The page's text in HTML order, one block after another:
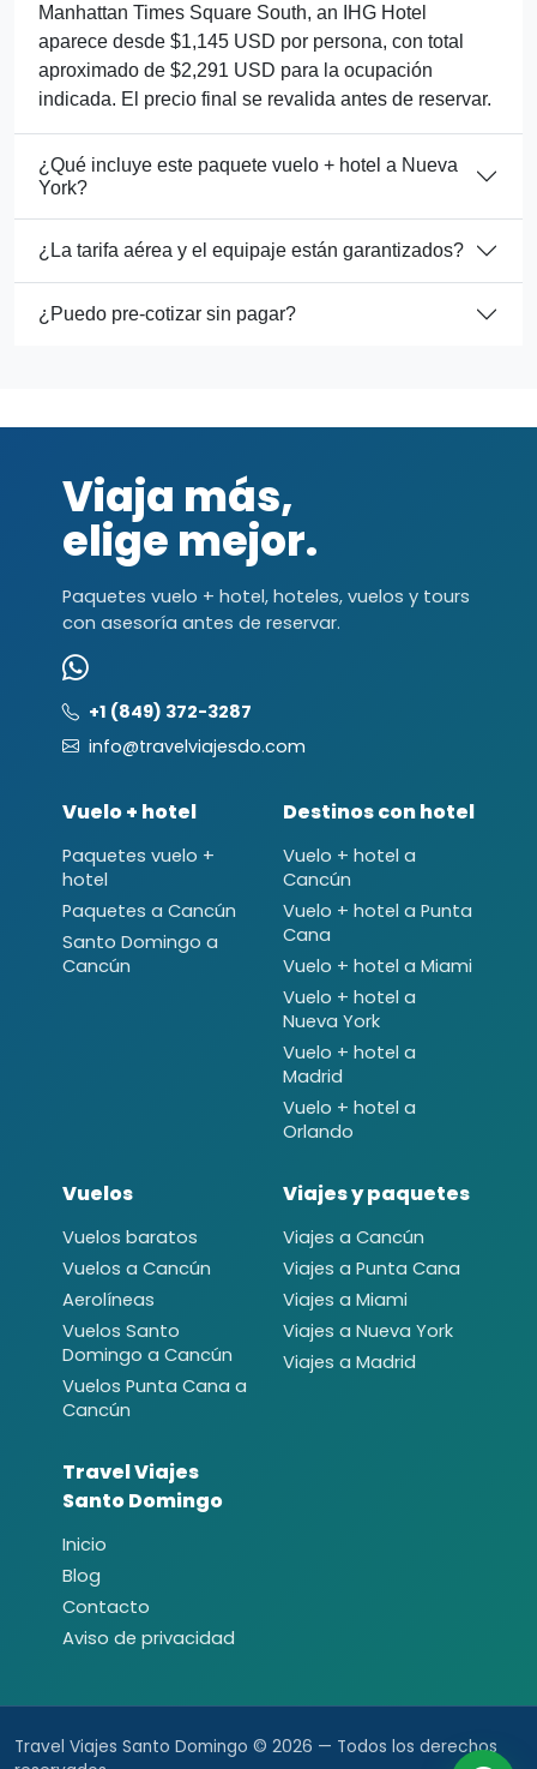
Manhattan Times Square South, an IHG Hotel
aparece desde $1,145 USD por persona, con total
aproximado de $2,291 USD para la ocupación
indicada. El precio final se revalida antes de reservar.
¿Qué incluye este paquete vuelo + hotel a Nueva
York?
¿La tarifa aérea y el equipaje están garantizados?
¿Puedo pre-cotizar sin pagar?
Viaja más,
elige mejor.
Paquetes vuelo + hotel, hoteles, vuelos y tours
con asesoría antes de reservar.
+1 (849) 372-3287
info@travelviajesdo.com
Vuelo + hotel
Paquetes vuelo +
hotel
Paquetes a Cancún
Santo Domingo a
Cancún
Destinos con hotel
Vuelo + hotel a
Cancún
Vuelo + hotel a Punta
Cana
Vuelo + hotel a Miami
Vuelo + hotel a
Nueva York
Vuelo + hotel a
Madrid
Vuelo + hotel a
Orlando
Vuelos
Vuelos baratos
Vuelos a Cancún
Aerolíneas
Vuelos Santo
Domingo a Cancún
Vuelos Punta Cana a
Cancún
Viajes y paquetes
Viajes a Cancún
Viajes a Punta Cana
Viajes a Miami
Viajes a Nueva York
Viajes a Madrid
Travel Viajes
Santo Domingo
Inicio
Blog
Contacto
Aviso de privacidad
Travel Viajes Santo Domingo © 2026 — Todos los derechos